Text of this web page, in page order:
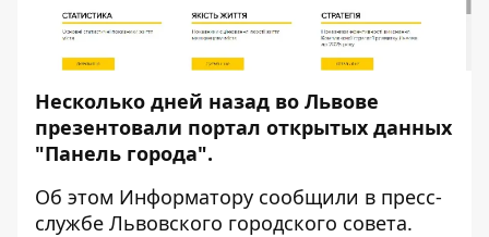
Несколько дней назад во Львове
презентовали портал открытых данных
"Панель города".
Об этом Информатору сообщили в пресс-
службе Львовского городского совета.